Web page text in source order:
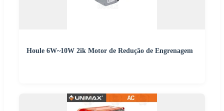
Houle 6W~10W 2ik Motor de Redução de Engrenagem